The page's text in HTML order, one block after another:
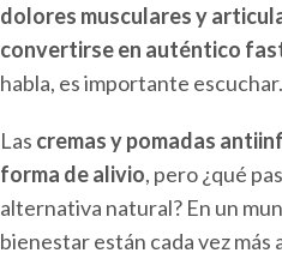
dolores musculares y
convertirse en auténtico
habla, es importante escuchar.
Las cremas y pomadas
forma de alivio, pero ¿qué
alternativa natural? En un
bienestar están cada vez más